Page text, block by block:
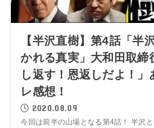
【半沢直樹】第4話「半
かれる真実」大和田取締
し返す！恩返しだよ！
レ感想！
2020.08.09
今回は前半の山場となる第4話！ 半沢